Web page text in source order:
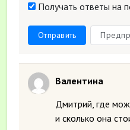
Получать ответы на
Отправить
Валентина
Дмитрий, где
и сколько она